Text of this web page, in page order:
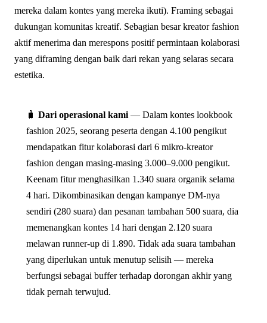
mereka dalam kontes yang mereka ikuti). Framing sebagai
dukungan komunitas kreatif. Sebagian besar kreator fashion
aktif menerima dan merespons positif permintaan kolaborasi
yang diframing dengan baik dari rekan yang selaras secara
estetika.
🧳 Dari operasional kami — Dalam kontes lookbook
fashion 2025, seorang peserta dengan 4.100 pengikut
mendapatkan fitur kolaborasi dari 6 mikro-kreator
fashion dengan masing-masing 3.000–9.000 pengikut.
Keenam fitur menghasilkan 1.340 suara organik selama
4 hari. Dikombinasikan dengan kampanye DM-nya
sendiri (280 suara) dan pesanan tambahan 500 suara, dia
memenangkan kontes 14 hari dengan 2.120 suara
melawan runner-up di 1.890. Tidak ada suara tambahan
yang diperlukan untuk menutup selisih — mereka
berfungsi sebagai buffer terhadap dorongan akhir yang
tidak pernah terwujud.